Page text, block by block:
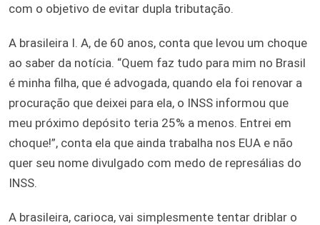
com o objetivo de evitar dupla tributação.
A brasileira I. A, de 60 anos, conta que levou um choque
ao saber da notícia. “Quem faz tudo para mim no Brasil
é minha filha, que é advogada, quando ela foi renovar a
procuração que deixei para ela, o INSS informou que
meu próximo depósito teria 25% a menos. Entrei em
choque!”, conta ela que ainda trabalha nos EUA e não
quer seu nome divulgado com medo de represálias do
INSS.
A brasileira, carioca, vai simplesmente tentar driblar o